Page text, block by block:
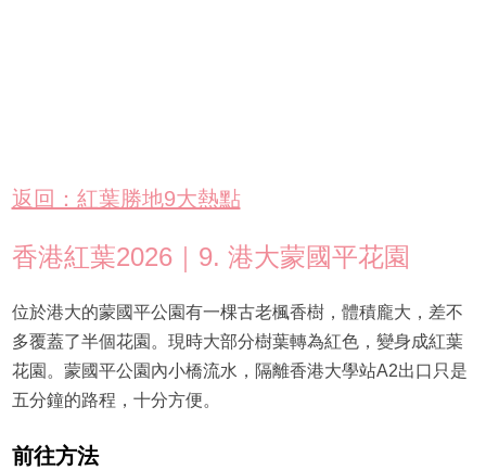
返回：紅葉勝地9大熱點
香港紅葉2026｜9. 港大蒙國平花園
位於港大的蒙國平公園有一棵古老楓香樹，體積龐大，差不
多覆蓋了半個花園。現時大部分樹葉轉為紅色，變身成紅葉
花園。蒙國平公園內小橋流水，隔離香港大學站A2出口只是
五分鐘的路程，十分方便。
前往方法